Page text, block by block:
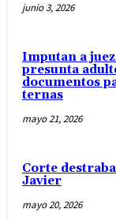
junio 3, 2026
Imputan a
presunta
documentos
ternas
mayo 21, 2026
Corte
Javier
mayo 20, 2026